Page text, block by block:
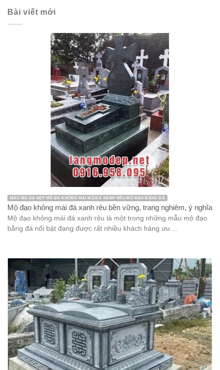
Bài viết mới
MẪU MỘ ĐÁ ĐẸP MỘ ĐÁ KHÔNG MÁI MỘ ĐÁ XANH RÊU MỘ ĐẠO BẰNG ĐÁ
Mộ đạo không mái đá xanh rêu bền vững, trang nghiêm, ý nghĩa
Mộ đạo không mái đá xanh rêu là một trong những mẫu mộ đạo
bằng đá nổi bật đang được rất nhiều khách hàng ưu ...